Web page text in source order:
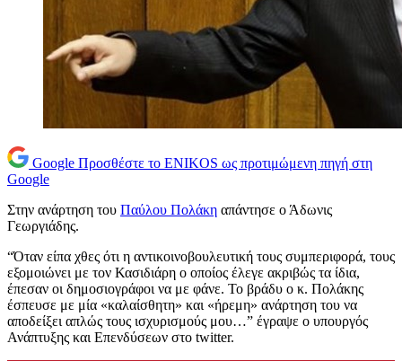
Google Προσθέστε το ENIKOS ως προτιμώμενη πηγή στη
Google
Στην ανάρτηση του Παύλου Πολάκη απάντησε ο Άδωνις
Γεωργιάδης.
“Όταν είπα χθες ότι η αντικοινοβουλευτική τους συμπεριφορά, τους
εξομοιώνει με τον Κασιδιάρη ο οποίος έλεγε ακριβώς τα ίδια,
έπεσαν οι δημοσιογράφοι να με φάνε. Το βράδυ ο κ. Πολάκης
έσπευσε με μία «καλαίσθητη» και «ήρεμη» ανάρτηση του να
αποδείξει απλώς τους ισχυρισμούς μου…” έγραψε ο υπουργός
Ανάπτυξης και Επενδύσεων στο twitter.